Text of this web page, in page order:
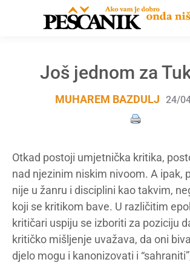
Još jednom za
MUHAREM BAZDULJ 24/
Otkad postoji umjetnička kritika,
nad njezinim niskim nivoom. A ipak,
nije u žanru i disciplini kao takvim,
koji se kritikom bave. U različitim
kritičari uspiju se izboriti za poziciju
kritičko mišljenje uvažava, da oni
djelo mogu i kanonizovati i